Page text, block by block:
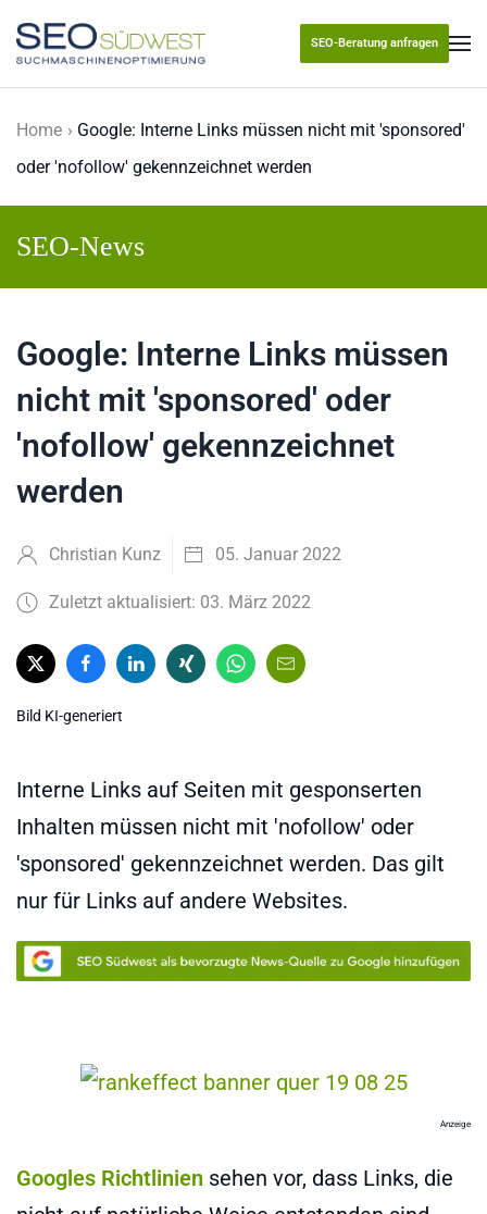
Skip to main content
SEO-Beratung anfragen
Home
Google: Interne Links müssen nicht mit 'sponsored'
oder 'nofollow' gekennzeichnet werden
SEO-News
Google: Interne Links müssen
nicht mit 'sponsored' oder
'nofollow' gekennzeichnet
werden
Christian Kunz 05. Januar 2022
Zuletzt aktualisiert: 03. März 2022
Bild KI-generiert
Interne Links auf Seiten mit gesponserten
Inhalten müssen nicht mit 'nofollow' oder
'sponsored' gekennzeichnet werden. Das gilt
nur für Links auf andere Websites.
Anzeige
Googles Richtlinien sehen vor, dass Links, die